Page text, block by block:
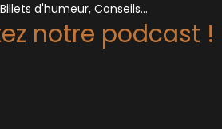
d'humeur, Conseils…
notre podcast !